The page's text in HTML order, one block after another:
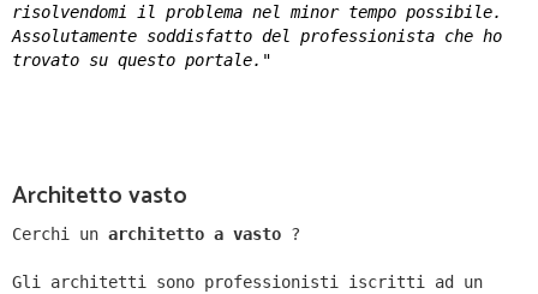
risolvendomi il problema nel minor tempo possibile.
Assolutamente soddisfatto del professionista che ho
trovato su questo portale."
Architetto vasto
Cerchi un architetto a vasto ?
Gli architetti sono professionisti iscritti ad un